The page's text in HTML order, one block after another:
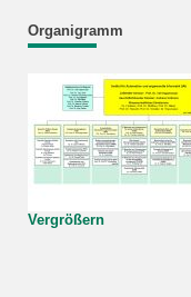
Organigramm
Vergrößern